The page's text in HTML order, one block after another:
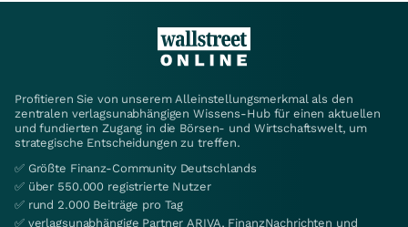
Profitieren Sie von unserem Alleinstellungsmerkmal als den
zentralen verlagsunabhängigen Wissens-Hub für einen aktuellen
und fundierten Zugang in die Börsen- und Wirtschaftswelt, um
strategische Entscheidungen zu treffen.
✅ Größte Finanz-Community Deutschlands
✅ über 550.000 registrierte Nutzer
✅ rund 2.000 Beiträge pro Tag
✅ verlagsunabhängige Partner ARIVA, FinanzNachrichten und